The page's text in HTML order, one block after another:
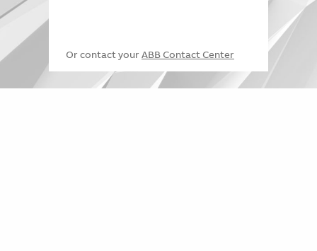
Or contact your ABB Contact Center